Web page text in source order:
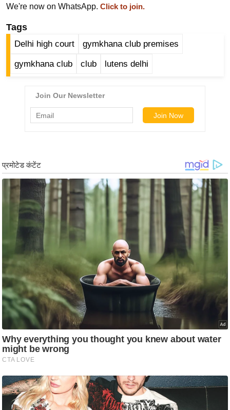
ड
फि
ल्म
स
मी
i
n
g
N
w
ला
फ
स्टा
इ
ल
टे
क्नॉ
लॉ
जी
ब्यू
टी
We're now on WhatsApp. Click to join.
Tags
Delhi high court gymkhana club premises
gymkhana club club lutens delhi